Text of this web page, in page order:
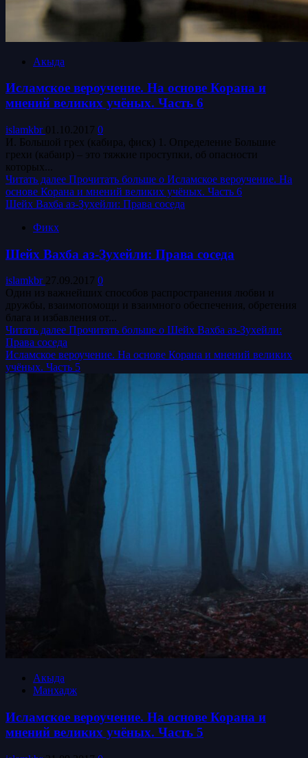
Акыда
Исламское вероучение. На основе Корана и
мнений великих учёных. Часть 6
islamkbr 01.10.2017 0
И. Большой грех (кабира, фиск) 1. Определение Большие
грехи (кабаир) – это тяжкие проступки, об опасности
которых...
Читать далее Прочитать больше о Исламское вероучение. На
основе Корана и мнений великих учёных. Часть 6
Шейх Вахба аз-Зухейли: Права соседа
Фикх
Шейх Вахба аз-Зухейли: Права соседа
islamkbr 27.09.2017 0
Один из важнейших способов распространения любви и
дружбы, взаимопомощи и взаимного обеспечения, обретения
блага и избавления от...
Читать далее Прочитать больше о Шейх Вахба аз-Зухейли:
Права соседа
Исламское вероучение. На основе Корана и мнений великих
учёных. Часть 5
Акыда
Манхадж
Исламское вероучение. На основе Корана и
мнений великих учёных. Часть 5